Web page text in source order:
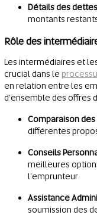
Détails des dettes
montants
Rôle des
Les intermédiaires et
crucial dans le
en relation entre les
d'ensemble des offres
Comparaison
différentes
Conseils
meilleures
l'emprunteur.
Assistance
soumission des